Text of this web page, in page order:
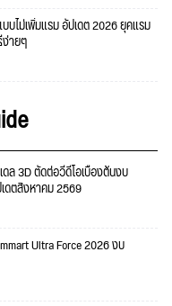
บไม่เพิ่มแรม อัปเดต 2026 ยุคแรม
ายๆ
ล 3D ตัดต่อวีดีโอเบื้องต้นงบ
ดตสิงหาคม 2569
Ultra Force 2026 งบ